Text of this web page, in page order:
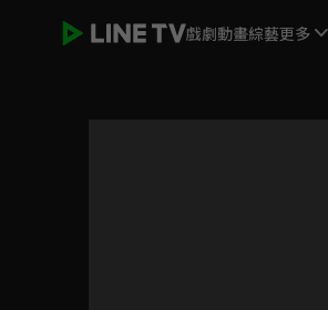
戲劇動畫綜藝更多